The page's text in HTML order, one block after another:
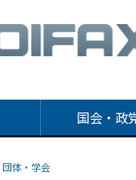
国会・政
団体・学会